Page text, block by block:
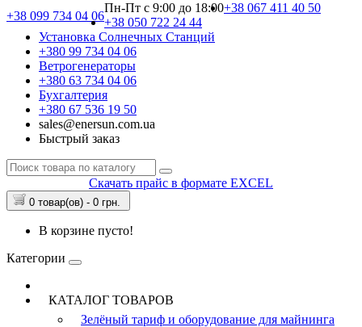
+38 099 734 04 06
Пн-Пт с 9:00 до 18:00+38 067 411 40 50
+38 050 722 24 44
Установка Cолнечных Cтанций
+380 99 734 04 06
Ветрогенераторы
+380 63 734 04 06
Бухгалтерия
+380 67 536 19 50
sales@enersun.com.ua
Быстрый заказ
Скачать прайс в формате EXCEL
0 товар(ов) - 0 грн.
В корзине пусто!
Категории
КАТАЛОГ ТОВАРОВ
Зелёный тариф и оборудование для майнинга